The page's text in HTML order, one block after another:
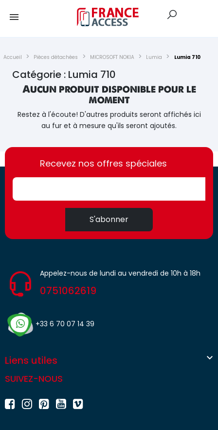
Accueil Pièces détachées MICROSOFT NOKIA Lumia Lumia 710
Catégorie : Lumia 710
Aucun produit disponible pour le
moment
Restez à l'écoute! D'autres produits seront affichés ici
au fur et à mesure qu'ils seront ajoutés.
https://france-
access.fr
https://france-
access.fr
Recevez nos offres spéciales
S'abonner
Appelez-nous de lundi au vendredi de 10h à 18h
0751062619
+33 6 70 07 14 39
Liens utiles 
SUIVEZ-NOUS